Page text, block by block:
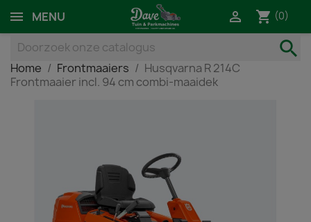
MENU  shopping_cart (0)
search
Home Frontmaaiers
Husqvarna R 214C
Frontmaaier incl. 94 cm combi-maaidek